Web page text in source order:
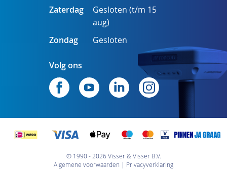
Zaterdag
Gesloten (t/m 15
aug)
Zondag
Gesloten
Volg ons
© 1990 - 2026 Visser & Visser B.V.
Algemene voorwaarden
Privacyverklaring